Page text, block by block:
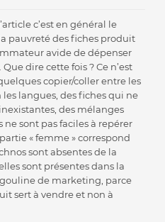
c’est en général le
pauvreté des fiches produit
avide de dépenser
dire cette fois ? Ce n’est
copier/coller entre les
langues, des fiches qui ne
des mélanges
ne sont pas faciles à repérer
« femme » correspond
sont absentes de la
sont présentes dans la
de marketing, parce
sert à vendre et non à